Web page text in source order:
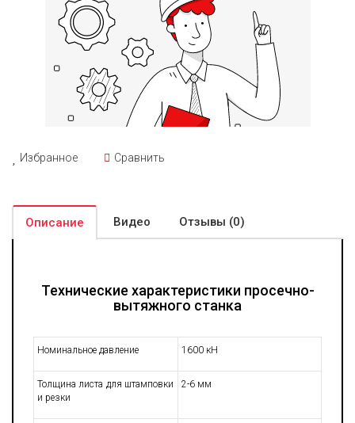
Избранное Сравнить
Описание Видео Отзывы (0)
Технические характеристики просечно-
вытяжного станка
Номинальное давление 1600 кН
Толщина листа для штамповки
и резки
2-6 мм